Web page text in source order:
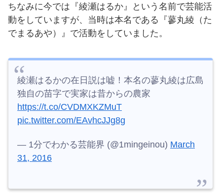
ちなみに今では『綾瀬はるか』という名前で芸能活
動をしていますが、当時は本名である『蓼丸綾（た
でまるあや）』で活動をしていました。
綾瀬はるかの在日説は嘘！本名の蓼丸綾は広島
独自の苗字で実家は昔からの農家
https://t.co/CVDMXKZMuT
pic.twitter.com/EAvhcJJg8g
— 1分でわかる芸能界 (@1mingeinou) March
31, 2016